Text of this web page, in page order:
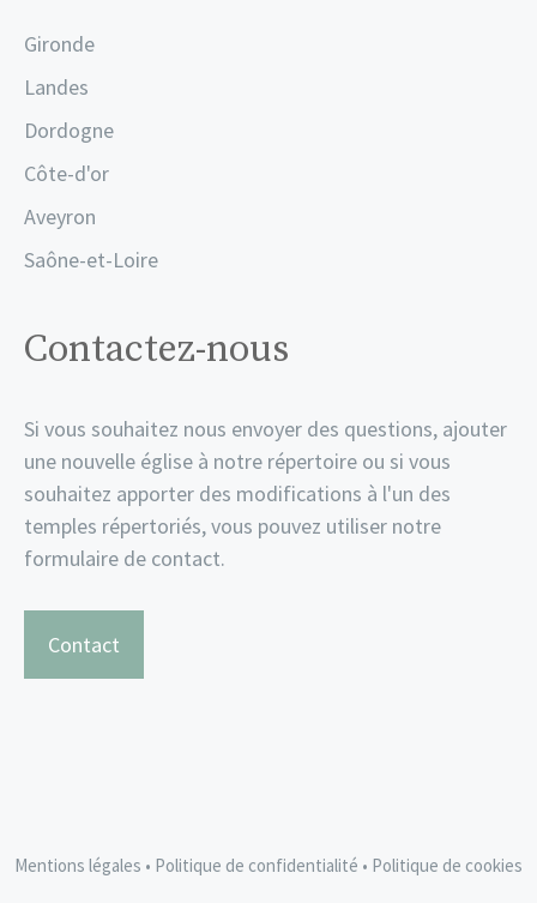
Gironde
Landes
Dordogne
Côte-d'or
Aveyron
Saône-et-Loire
Contactez-nous
Si vous souhaitez nous envoyer des questions, ajouter
une nouvelle église à notre répertoire ou si vous
souhaitez apporter des modifications à l'un des
temples répertoriés, vous pouvez utiliser notre
formulaire de contact.
Contact
Mentions légales • Politique de confidentialité • Politique de cookies